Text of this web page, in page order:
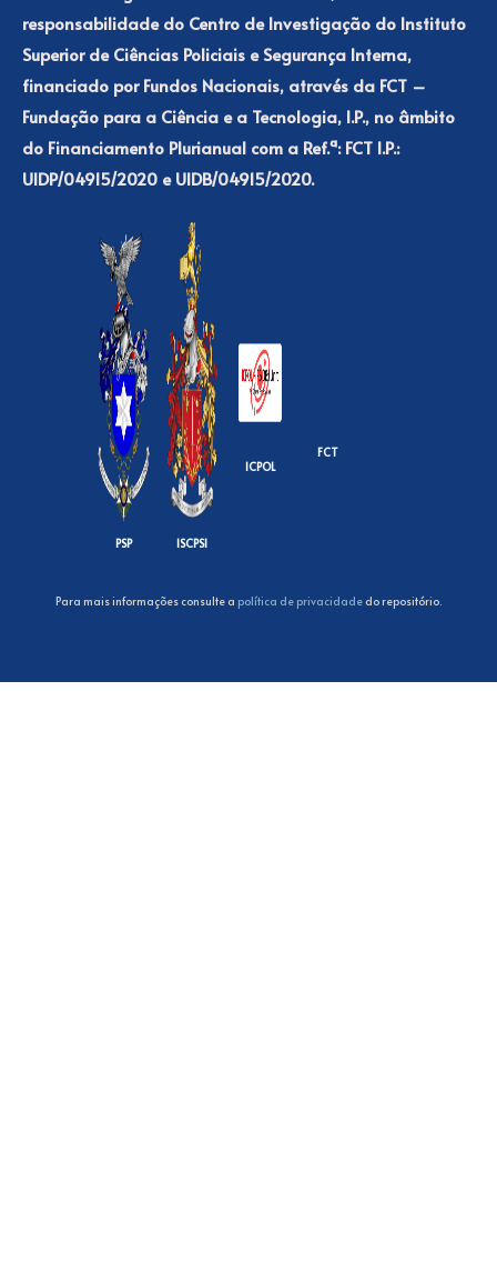
responsabilidade do Centro de Investigação do Instituto
Superior de Ciências Policiais e Segurança Interna,
financiado por Fundos Nacionais, através da FCT –
Fundação para a Ciência e a Tecnologia, I.P., no âmbito
do Financiamento Plurianual com a Ref.ª: FCT I.P.:
UIDP/04915/2020 e UIDB/04915/2020.
PSP ISCPSI
ICPOL
FCT
Para mais informações consulte a política de privacidadedo repositório.